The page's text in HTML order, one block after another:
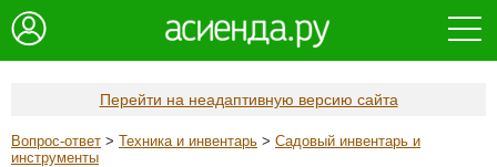
Перейти на неадаптивную версию сайта
Вопрос-ответ > Техника и инвентарь > Садовый инвентарь и
инструменты